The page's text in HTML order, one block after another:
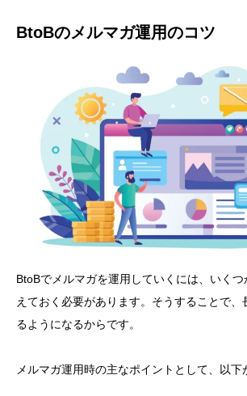
BtoBのメルマガ運用のコツ
BtoBでメルマガを運用していくには、いくつ
えておく必要があります。そうすることで、
るようになるからです。
メルマガ運用時の主なポイントとして、以下